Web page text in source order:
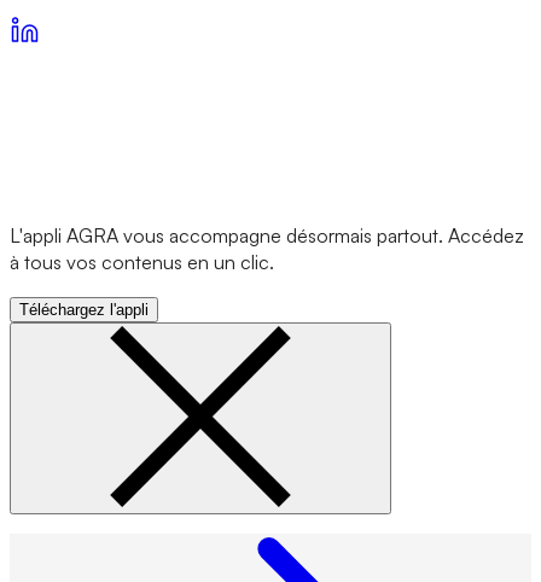
L'appli AGRA vous accompagne désormais partout. Accédez
à tous vos contenus en un clic.
Téléchargez l'appli